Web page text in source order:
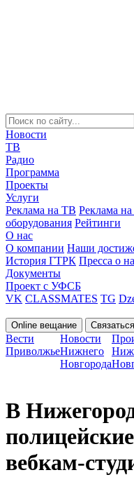
Новости
ТВ
Радио
Программа
Проекты
Услуги
Реклама на ТВ Реклама
оборудования Рейтинги
О нас
О компании Наши
История ГТРК Пресса о
Документы
Проект с УФСБ
VK CLASSMATES TG
Online вещание
Вести
Приволжье
Новости
Нижнего
Новгорода
В
вебкам-